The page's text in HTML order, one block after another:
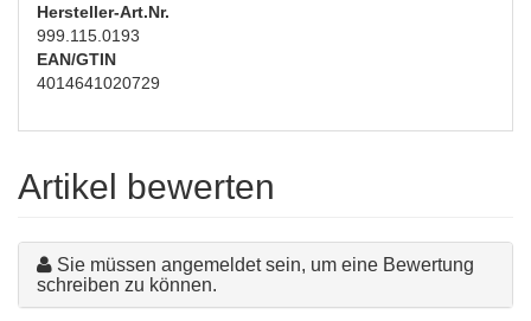
Hersteller-Art.Nr.
999.115.0193
EAN/GTIN
4014641020729
Artikel bewerten
Sie müssen angemeldet sein, um eine Bewertung
schreiben zu können.